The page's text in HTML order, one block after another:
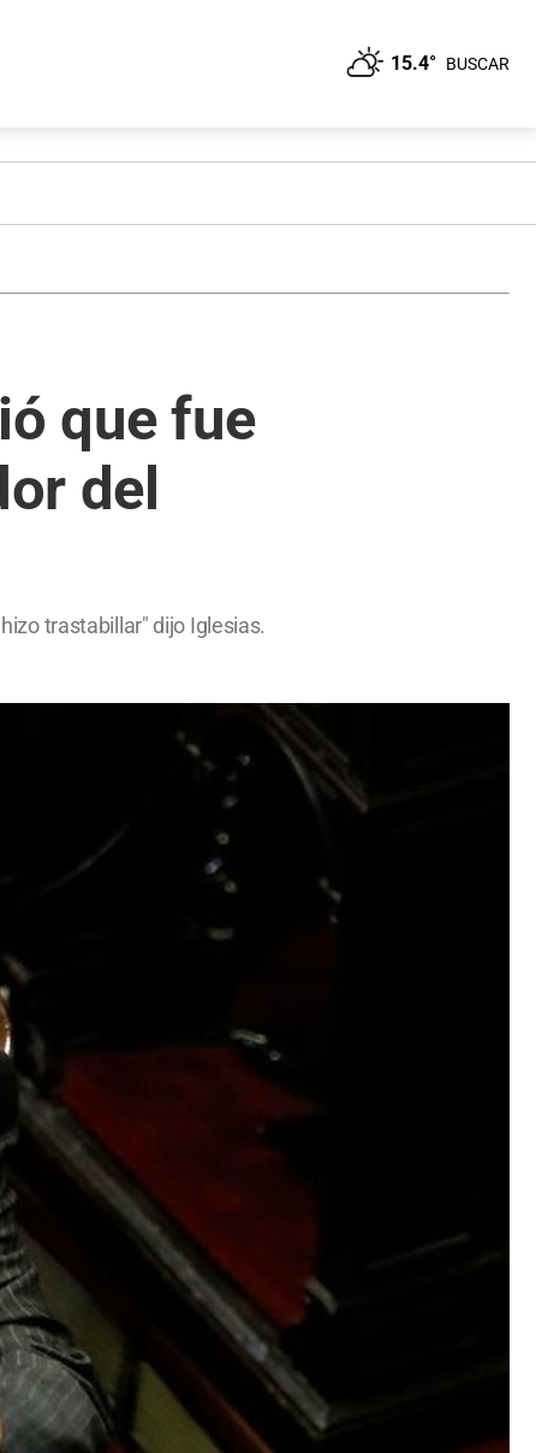
15.4° BUSCAR
que fue
del
trastabillar" dijo Iglesias.